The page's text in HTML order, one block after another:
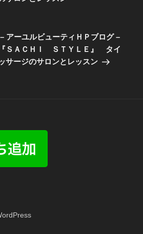
アーユルビューティＨＰブログ –
ＳＡＣＨＩ ＳＴＹＬＥ』 タイ
サージのサロンとレッスン